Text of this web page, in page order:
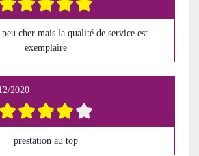
cher mais la qualité de service est
exemplaire
2020
prestation au top